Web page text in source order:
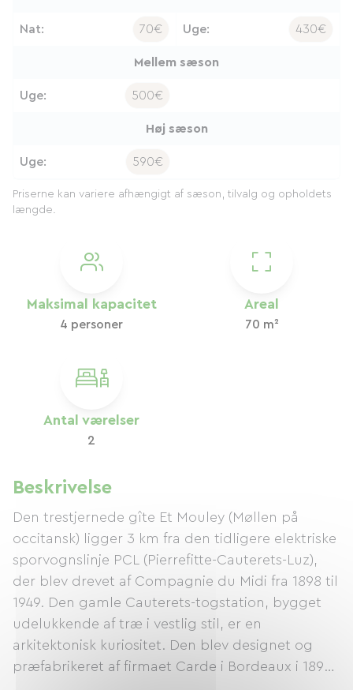
Maksimal kapacitet
4 personer
Areal
70 m²
Antal værelser
2
Beskrivelse
Den trestjernede gîte Et Mouley (Møllen på
occitansk) ligger 3 km fra den tidligere elektriske
sporvognslinje PCL (Pierrefitte-Cauterets-Luz),
der blev drevet af Compagnie du Midi fra 1898 til
1949. Den gamle Cauterets-togstation, bygget
udelukkende af træ i vestlig stil, er en
arkitektonisk kuriositet. Den blev designet og
præfabrikeret af firmaet Carde i Bordeaux i 1897
Nat: 70€ Uge: 430€
Mellem sæson
Uge: 500€
Høj sæson
Uge: 590€
Priserne kan variere afhængigt af sæson, tilvalg og opholdets
længde.